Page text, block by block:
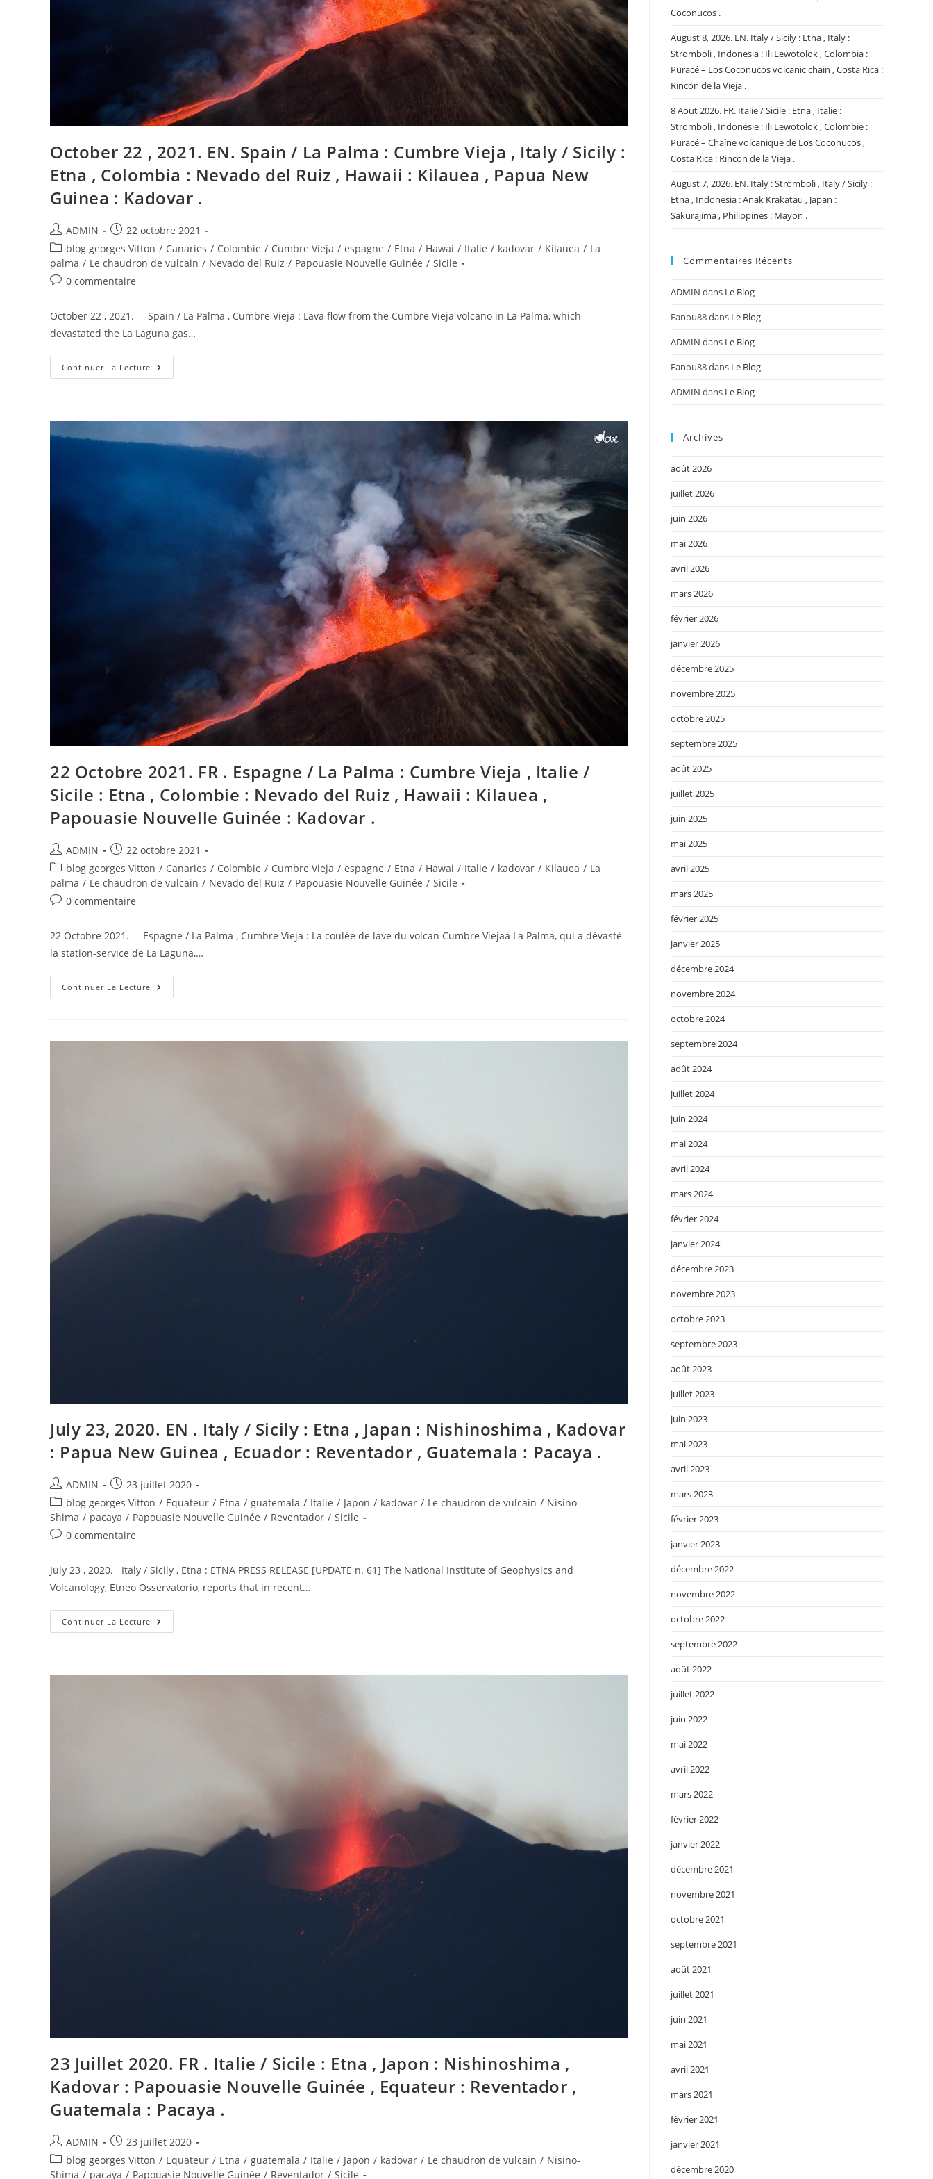
October 22 , 2021. EN. Spain / La Palma : Cumbre Vieja , Italy / Sicily :
Etna , Colombia : Nevado del Ruiz , Hawaii : Kilauea , Papua New
Guinea : Kadovar .
Auteur/autrice
de
la
publication :
ADMIN
Publication
publiée :
22 octobre 2021
Post
category:
blog georges Vitton / Canaries / Colombie / Cumbre Vieja / espagne / Etna / Hawai / Italie / kadovar / Kilauea / La
palma / Le chaudron de vulcain / Nevado del Ruiz / Papouasie Nouvelle Guinée / Sicile
Commentaires
publication :
0 commentaire
October 22 , 2021. Spain / La Palma , Cumbre Vieja : Lava flow from the Cumbre Vieja volcano in La Palma, which
devastated the La Laguna gas…
Continuer La Lecture October
22
/
Palma
Kadovar
22 Octobre 2021. FR . Espagne / La Palma : Cumbre Vieja , Italie /
Sicile : Etna , Colombie : Nevado del Ruiz , Hawaii : Kilauea ,
Papouasie Nouvelle Guinée : Kadovar .
Auteur/autrice
de
la
publication :
ADMIN
Publication
publiée :
22 octobre 2021
Post
category:
blog georges Vitton / Canaries / Colombie / Cumbre Vieja / espagne / Etna / Hawai / Italie / kadovar / Kilauea / La
palma / Le chaudron de vulcain / Nevado del Ruiz / Papouasie Nouvelle Guinée / Sicile
Commentaires
la
publication :
0 commentaire
22 Octobre 2021. Espagne / La Palma , Cumbre Vieja : La coulée de lave du volcan Cumbre Viejaà La Palma, qui a dévasté
la station-service de La Laguna,…
Continuer La Lecture 22
Octobre
/
Del
Ruiz
July 23, 2020. EN . Italy / Sicily : Etna , Japan : Nishinoshima , Kadovar
: Papua New Guinea , Ecuador : Reventador , Guatemala : Pacaya .
Auteur/autrice
de
la
publication :
ADMIN
Publication
publiée :
23 juillet 2020
Post
category:
blog georges Vitton / Equateur / Etna / guatemala / Italie / Japon / kadovar / Le chaudron de vulcain / Nisino-
Shima / pacaya / Papouasie Nouvelle Guinée / Reventador / Sicile
Commentaires
la
publication :
0 commentaire
July 23 , 2020. Italy / Sicily , Etna : ETNA PRESS RELEASE [UPDATE n. 61] The National Institute of Geophysics and
Volcanology, Etneo Osservatorio, reports that in recent…
Continuer La Lecture July
23,
/
Reventador
23 Juillet 2020. FR . Italie / Sicile : Etna , Japon : Nishinoshima ,
Kadovar : Papouasie Nouvelle Guinée , Equateur : Reventador ,
Guatemala : Pacaya .
Auteur/autrice
de
la
ADMIN
Publication
publiée :
23 juillet 2020
Post
category:
blog georges Vitton / Equateur / Etna / guatemala / Italie / Japon / kadovar / Le chaudron de vulcain / Nisino-
Shima / pacaya / Papouasie Nouvelle Guinée / Reventador / Sicile
Coconucos .
August 8, 2026. EN. Italy / Sicily : Etna , Italy :
Stromboli , Indonesia : Ili Lewotolok , Colombia :
Puracé – Los Coconucos volcanic chain , Costa Rica :
Rincón de la Vieja .
8 Aout 2026. FR. Italie / Sicile : Etna , Italie :
Stromboli , Indonésie : Ili Lewotolok , Colombie :
Puracé – Chaîne volcanique de Los Coconucos ,
Costa Rica : Rincon de la Vieja .
August 7, 2026. EN. Italy : Stromboli , Italy / Sicily :
Etna , Indonesia : Anak Krakatau , Japan :
Sakurajima , Philippines : Mayon .
Commentaires Récents
ADMIN dans Le Blog
Fanou88dans Le Blog
ADMIN dans Le Blog
Fanou88dans Le Blog
ADMIN dans Le Blog
Archives
août 2026
juillet 2026
juin 2026
mai 2026
avril 2026
mars 2026
février 2026
janvier 2026
décembre 2025
novembre 2025
octobre 2025
septembre 2025
août 2025
juillet 2025
juin 2025
mai 2025
avril 2025
mars 2025
février 2025
janvier 2025
décembre 2024
novembre 2024
octobre 2024
septembre 2024
août 2024
juillet 2024
juin 2024
mai 2024
avril 2024
mars 2024
février 2024
janvier 2024
décembre 2023
novembre 2023
octobre 2023
septembre 2023
août 2023
juillet 2023
juin 2023
mai 2023
avril 2023
mars 2023
février 2023
janvier 2023
décembre 2022
novembre 2022
octobre 2022
septembre 2022
août 2022
juillet 2022
juin 2022
mai 2022
avril 2022
mars 2022
février 2022
janvier 2022
décembre 2021
novembre 2021
octobre 2021
septembre 2021
août 2021
juillet 2021
juin 2021
mai 2021
avril 2021
mars 2021
février 2021
janvier 2021
décembre 2020